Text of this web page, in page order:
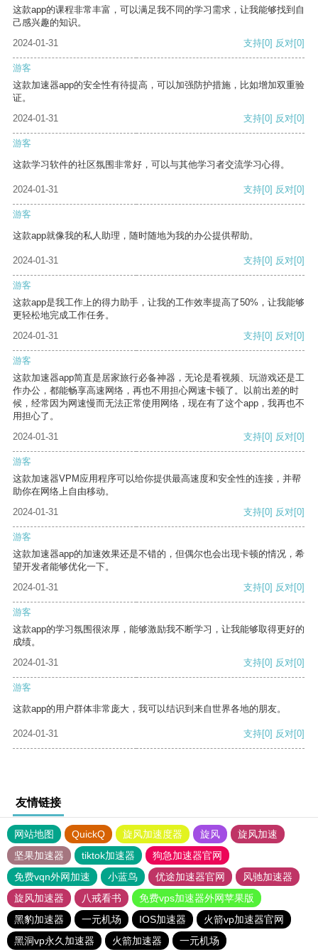
这款app的课程非常丰富，可以满足我不同的学习需求，让我能够找到自
己感兴趣的知识。
2024-01-31
支持[0] 反对[0]
游客
这款加速器app的安全性有待提高，可以加强防护措施，比如增加双重验
证。
2024-01-31
支持[0] 反对[0]
游客
这款学习软件的社区氛围非常好，可以与其他学习者交流学习心得。
2024-01-31 支持[0] 反对[0]
游客
这款app就像我的私人助理，随时随地为我的办公提供帮助。
2024-01-31 支持[0] 反对[0]
游客
这款app是我工作上的得力助手，让我的工作效率提高了50%，让我能够
更轻松地完成工作任务。
2024-01-31
支持[0] 反对[0]
游客
这款加速器app简直是居家旅行必备神器，无论是看视频、玩游戏还是工
作办公，都能畅享高速网络，再也不用担心网速卡顿了。以前出差的时
候，经常因为网速慢而无法正常使用网络，现在有了这个app，我再也不
用担心了。
2024-01-31
支持[0] 反对[0]
游客
这款加速器VPM应用程序可以给你提供最高速度和安全性的连接，并帮
助你在网络上自由移动。
2024-01-31
支持[0] 反对[0]
游客
这款加速器app的加速效果还是不错的，但偶尔也会出现卡顿的情况，希
望开发者能够优化一下。
2024-01-31
支持[0] 反对[0]
游客
这款app的学习氛围很浓厚，能够激励我不断学习，让我能够取得更好的
成绩。
2024-01-31
支持[0] 反对[0]
游客
这款app的用户群体非常庞大，我可以结识到来自世界各地的朋友。
2024-01-31 支持[0] 反对[0]
友情链接
网站地图 QuickQ 旋风加速度器 旋风
旋风加速
坚果加速器
tiktok加速器
狗急加速器官网
免费vqn外网加速
小蓝鸟 优途加速器官网
风驰加速器
旋风加速器
八戒看书
免费vps加速器外网苹果版
黑豹加速器
一元机场 IOS加速器
火箭vp加速器官网
黑洞vp永久加速器
火箭加速器 一元机场